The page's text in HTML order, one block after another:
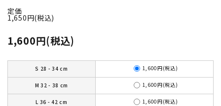
定価
1,650円(税込)
1,600円(税込)
S 28 - 34 cm 1,600円(税込)
M 32 - 38 cm 1,600円(税込)
L 36 - 42 cm 1,600円(税込)